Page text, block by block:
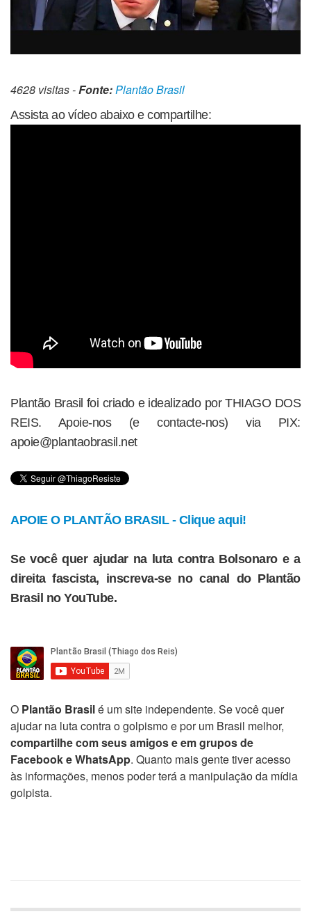
4628 visitas -Fonte:Plantão Brasil
Assista ao vídeo abaixo e compartilhe:
Plantão Brasil foi criado e idealizado por THIAGO DOS
REIS. Apoie-nos (e contacte-nos) via PIX:
apoie@plantaobrasil.net
APOIE O PLANTÃO BRASIL - Clique aqui!
Se você quer ajudar na luta contra Bolsonaro e a
direita fascista, inscreva-se no canal do Plantão
Brasil no YouTube.
O Plantão Brasilé um site independente. Se você quer
ajudar na luta contra o golpismo e por um Brasil melhor,
compartilhe com seus amigos e em grupos de
Facebook e WhatsApp. Quanto mais gente tiver acesso
às informações, menos poder terá a manipulação da mídia
golpista.